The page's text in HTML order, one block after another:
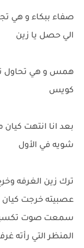
صفاء ببكاء و هي
الي حصل يا زين
همس و هي تحاول
كويس
بعد انا انتهت
شويه في الأول
ترك زين الغرفه
عصبيته خرجت كيان
سمعت صوت تكسير
المنظر التي رأته